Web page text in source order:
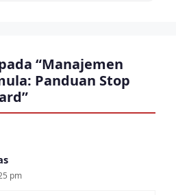
“Manajemen
Panduan Stop
pm